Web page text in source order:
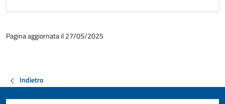
Pagina aggiornata il 27/05/2025
Indietro